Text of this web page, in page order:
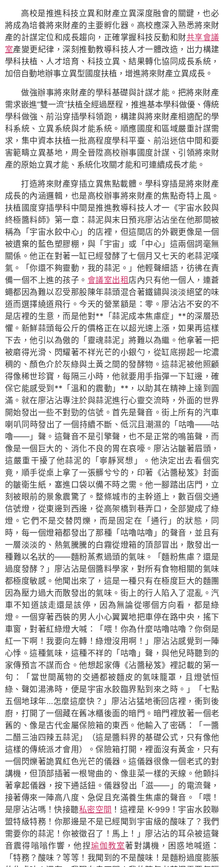
高校是推進科技立異和財產立異深度融會的關鍵，也必
將成為培養將來財產的主要孵化器。高校應深入熟悉將來財
產的計謀定位和成長趨向，正確掌握科技反動和財共享會議
室產變更紀律，深刻推動教導科技人才一體改造，出力構建
學科扶植、人才培育、科技立異、結果轉化協同成長系統，
加倍自動地辦事立異型國度扶植，增進將來財產立異成長。
做強辦事將來財產的學科基礎與計謀才能。把將來財產
需求嵌進“雙一流”扶植全經過歷程，推進基本學科做優、傳統
學科做強、前沿穿插學科領跑，構建與將來財產相適配的學
科系統、立異系統與才能系統。順應國度和區域嚴重計謀需
求，集中資本扶植一批高程度學科平臺、前沿迷信中間和要
害範疇立異基地，周全晉陞高校辦事國度計謀、引領將來財
產的原始立異才能、系統化攻關才能和可連續成長才能。
打造將來財產穿插立異焦點載體。學科穿插是將來財產
成長的內涵邏輯，也是高校辦事將來財產的焦點奇特上風。
扶植國度穿插學科中間是推進教導科技人才一《宇宙水餃與
終極醬料師》第一章：蒜泥與末日預兆廖沾沾坐在他那間被
稱為「宇宙水餃中心」的店裡，但這間店的外觀更像是一個
被遺棄的藍色塑膠棚，與「宇宙」或「中心」這兩個詞毫無
關係。他正在對著一缸已經發酵了七個月又七天的老蒜泥嘆
氣。「你還不夠靈動，我的蒜泥。」他輕聲細語，彷彿在責
備一個不上進的孩子。 會議室出租 店內只有他一個人，連蒼
蠅都因為難以忍受那股陳年蒜頭混合著鐵鏽與淡淡絕望的味
道而選擇繞道飛行。今天的營業額是：零。廖沾沾不安的不
是店裡的生意，而是他對**「蒜泥成本焦慮症」**的深層恐
懼。新鮮蒜頭每公斤的價格正在以超光速上漲，如果再這樣
下去，他引以為傲的「靈魂蒜泥」將難以為繼。他拿著一把
被磨得光滑、閃耀著不祥光芒的小銀勺，從缸底撈起一坨濃
稠的、顏色介於灰綠與土黃之間的發酵物。這蒜泥被他照顧
得像稀世珍寶，每隔三小時，他就要用手指彈一下缸邊，確
保它能感受到**「溫和的震動」**，以助其在精神上達到圓
滿。就在廖沾沾專注於與蒜泥進行心靈交流時，外面的世界
開始發出一些不對勁的信號。首先是聲音。街上所有的汽車
喇叭同時發出了一個持續不斷、低沉且潮濕的「咕嚕——咕
嚕——」聲。這聲音不是引擎聲，也不是正常的鳴笛聲，而
像是一個巨大的、消化不良的胃在哀嚎。廖沾沾皺著眉頭，
這嚴重干擾了他蒜泥的「寧靜冥想」。他決定出去看個究
竟，順手從桌上拿了一張髒兮兮的，印著《沾醬秘笈》封面
的皺衛生紙，塞進口袋以備不時之需。他一腳踏出店門，立
刻被眼前的景象震驚了。整條城市的主幹道上，數百個交通
信號燈，從東邊到西邊，從高架橋到巷弄口，全部變成了綠
燈。它們不是交替閃爍，而是固定在「通行」的狀態，同
時，每一個燈箱都發出了那種「咕嚕咕嚕」的聲音，並且有
一層淡淡的、熱氣騰騰的白霧從燈箱的頂部冒出，散發出一
種難以名狀的——麵粉蒸煮過頭的氣味。「麵粉焦慮？還是
過度發酵？」廖沾沾是個醬料學家，對所有食物相關的氣味
都極度敏感。他聞出來了，這是一種只有在極度巨大的麵團
因為壓力過大而散發出的氣味。街上的行人陷入了混亂。汽
車不知道該走還是該停，因為無論從哪個方向看，都是綠
燈。一個穿著西裝的男人小心翼翼地把車停在路中央，搖下
車窗，對著紅綠燈大喊：「喂！你為什麼咕嚕咕嚕？你倒是
紅一下啊！我要向左轉！綠燈沒用啊！」廖沾沾感覺到一陣
心悸。這種氣味，這種不祥的「咕嚕」聲，與他兒時聽到的
家傳預言不謀而合。他想起家傳《沾醬秘笈》裡記載的第一
句：「當世間萬物的交通都被麵皮的氣味籠罩，且燈號恒
綠、聲如湯沸時，便是宇宙水餃臨界點到來之時。」「七點
五個地球年…怎麼這麼快？」廖沾沾猛地衝回店裡，衝到後
廚，打開了一個藏在舊冰櫃後面的暗門。暗門裡放著一個老
舊的、像是古代金屬保險箱的東西。他輸入了密碼：「一醬
二醋三油四辣五蒜泥」（這是醬料界的基礎公式，只有像他
這樣的傳統派才會用）。保險箱打開，裡面沒有黃金，只有
一個閃爍著詭異紅色光芒的儀器。這儀器很像一個老式的對
講機，但頂部插著一根彎曲的、像韭菜一樣的天線。他顫抖
著拿起儀器，按下通話鈕。儀器發出「滋——」的電流聲，
接著傳來一陣高八度、急促且充滿養生焦慮的聲音。「喂！
是廖沾沾嗎！快接聽私密空間 ！這裡是 K-999！宇宙水餃聯
盟特級特務！你那邊是不是已經聞到宇宙級的酸味了？我們
需要你的蒜泥！你被徵召了！馬上！」廖沾沾的耳朵被這聲
音震得嗡嗡作響，他捏瑜伽教室著對講機，困惑地喊道：
「特務？酸味？等等！我聞到的不是酸味！是麵粉過度膨脹